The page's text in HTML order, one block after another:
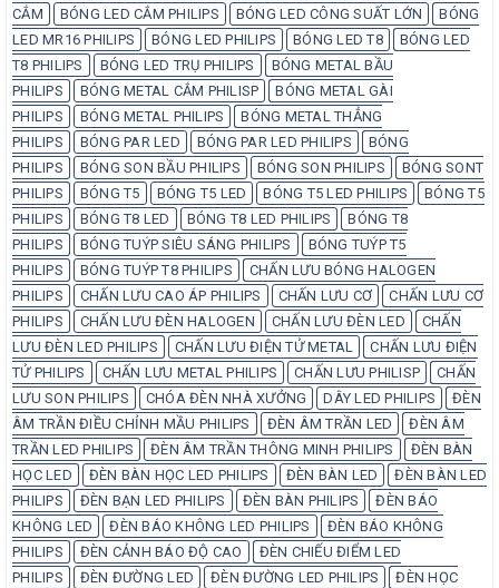
CẮM
BÓNG LED CẮM PHILIPS BÓNG LED CÔNG SUẤT LỚN
BÓNG
LED MR16 PHILIPS
BÓNG LED PHILIPS BÓNG LED T8
BÓNG LED
T8 PHILIPS
BÓNG LED TRỤ PHILIPS
BÓNG METAL BẦU
PHILIPS
BÓNG METAL CẮM PHILISP
BÓNG METAL GÀI
PHILIPS
BÓNG METAL PHILIPS
BÓNG METAL THẲNG
PHILIPS
BÓNG PAR LED BÓNG PAR LED PHILIPS
BÓNG
PHILIPS
BÓNG SON BẦU PHILIPS BÓNG SON PHILIPS
BÓNG SONT
PHILIPS
BÓNG T5 BÓNG T5 LED BÓNG T5 LED PHILIPS
BÓNG T5
PHILIPS
BÓNG T8 LED BÓNG T8 LED PHILIPS
BÓNG T8
PHILIPS
BÓNG TUÝP SIÊU SÁNG PHILIPS
BÓNG TUÝP T5
PHILIPS
BÓNG TUÝP T8 PHILIPS
CHẤN LƯU BÓNG HALOGEN
PHILIPS
CHẤN LƯU CAO ÁP PHILIPS CHẤN LƯU CƠ
CHẤN LƯU CƠ
PHILIPS
CHẤN LƯU ĐÈN HALOGEN CHẤN LƯU ĐÈN LED
CHẤN
LƯU ĐÈN LED PHILIPS
CHẤN LƯU ĐIỆN TỬ METAL
CHẤN LƯU ĐIỆN
TỬ PHILIPS
CHẤN LƯU METAL PHILIPS CHẤN LƯU PHILISP
CHẤN
LƯU SON PHILIPS
CHÓA ĐÈN NHÀ XƯỞNG DÂY LED PHILIPS
ĐÈN
ÂM TRẦN ĐIỀU CHỈNH MẦU PHILIPS
ĐÈN ÂM TRẦN LED
ĐÈN ÂM
TRẦN LED PHILIPS
ĐÈN ÂM TRẦN THÔNG MINH PHILIPS
ĐÈN BÀN
HỌC LED
ĐÈN BÀN HỌC LED PHILIPS ĐÈN BÀN LED
ĐÈN BÀN LED
PHILIPS
ĐÈN BẠN LED PHILIPS ĐÈN BÀN PHILIPS
ĐÈN BÁO
KHÔNG LED
ĐÈN BÁO KHÔNG LED PHILIPS
ĐÈN BÁO KHÔNG
PHILIPS
ĐÈN CẢNH BÁO ĐỘ CAO
ĐÈN CHIẾU ĐIỂM LED
PHILIPS
ĐÈN ĐƯỜNG LED ĐÈN ĐƯỜNG LED PHILIPS
ĐÈN HỌC